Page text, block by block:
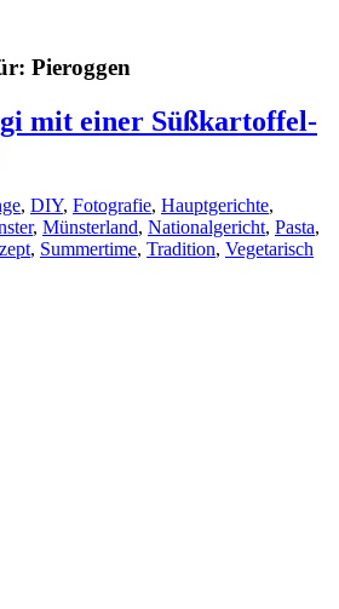
Pieroggen
mit einer Süßkartoffel-
, DIY, Fotografie, Hauptgerichte,
, Münsterland, Nationalgericht, Pasta,
, Summertime, Tradition, Vegetarisch